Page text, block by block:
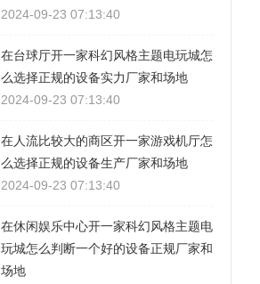
2024-09-23 07:13:40
在台球厅开一家科幻风格主题电玩城怎
么选择正规的设备实力厂家和场地
2024-09-23 07:13:40
在人流比较大的商区开一家游戏机厅怎
么选择正规的设备生产厂家和场地
2024-09-23 07:13:40
在休闲娱乐中心开一家科幻风格主题电
玩城怎么判断一个好的设备正规厂家和
场地